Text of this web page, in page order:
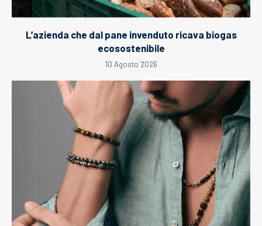
L’azienda che dal pane invenduto ricava biogas
ecosostenibile
10 Agosto 2026